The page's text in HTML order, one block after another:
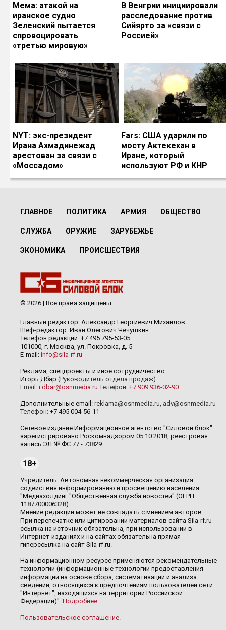
Мема: атакой на
иранское судно
Зеленский пытается
спровоцировать
«третью мировую»
В Венгрии инициировали
расследование против
Сийярто за «связи с
Россией»
NYT: экс-президент
Ирана Ахмадинежад
арестован за связи с
«Моссадом»
Fars: США ударили по
мосту Актекехан в
Иране, который
используют РФ и КНР
ГЛАВНОЕ ПОЛИТИКА АРМИЯ ОБЩЕСТВО
СЛУЖБА ОРУЖИЕ ЗАРУБЕЖЬЕ
ЭКОНОМИКА ПРОИСШЕСТВИЯ
© 2026 | Все права защищены
Главный редактор: Александр Георгиевич Михайлов
Шеф-редактор: Иван Олегович Чечушкин.
Телефон редакции: +7 495 795-53-05
101000, г. Москва, ул. Покровка, д. 5
E-mail: info@sila-rf.ru
Реклама, спецпроекты и иное сотрудничество:
Игорь Дбар (Руководитель отдела продаж)
Email: i.dbar@osnmedia.ru Телефон: +7 909 936-02-90
Дополнительные email: reklama@osnmedia.ru, adv@osnmedia.ru
Телефон: +7 495 004-56-11
Сетевое издание Информационное агентство "Силовой блок"
зарегистрировано Роскомнадзором 05.10.2018, реестровая
запись ЭЛ № ФС 77 - 73829.
18+
Учредитель: Автономная некоммерческая организация
содействия информированию и просвещению населения
"Медиахолдинг "Общественная служба новостей" (ОГРН
1187700006328).
Мнение редакции может не совпадать с мнением авторов.
При перепечатке или цитировании материалов сайта Sila-rf.ru
ссылка на источник обязательна, при использовании в
Интернет-изданиях и на сайтах обязательна прямая
гиперссылка на сайт Sila-rf.ru.
На информационном ресурсе применяются рекомендательные
технологии (информационные технологии предоставления
информации на основе сбора, систематизации и анализа
сведений, относящихся к предпочтениям пользователей сети
"Интернет", находящихся на территории Российской
Федерации)". Подробнее.
Пользовательское соглашение.